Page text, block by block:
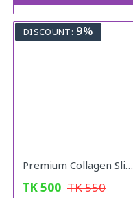
DISCOUNT: 9%
Premium Collagen Slimming Coffee
TK500 TK550